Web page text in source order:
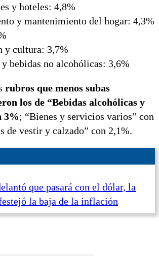
y hoteles: 4,8%
y mantenimiento del hogar: 4,3%
y cultura: 3,7%
bebidas no alcohólicas: 3,6%
rubros que menos subas
los de “Bebidas alcohólicas y
3%; “Bienes y servicios varios” con
de vestir y calzado” con 2,1%.
que pasará con el dólar, la
la baja de la inflación